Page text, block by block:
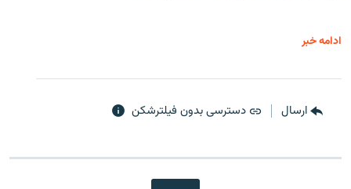
ادامه خبر
ارسال دسترسی بدون فیلترشکن